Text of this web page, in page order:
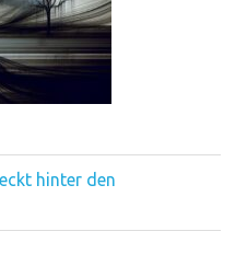
hinter den